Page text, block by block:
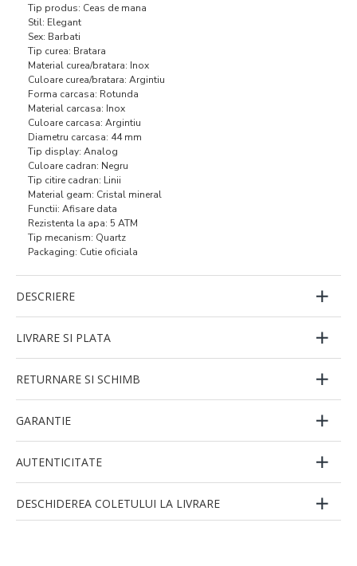
Tip produs: Ceas de mana
Stil: Elegant
Sex: Barbati
Tip curea: Bratara
Material curea/bratara: Inox
Culoare curea/bratara: Argintiu
Forma carcasa: Rotunda
Material carcasa: Inox
Culoare carcasa: Argintiu
Diametru carcasa: 44 mm
Tip display: Analog
Culoare cadran: Negru
Tip citire cadran: Linii
Material geam: Cristal mineral
Functii: Afisare data
Rezistenta la apa: 5 ATM
Tip mecanism: Quartz
Packaging: Cutie oficiala
DESCRIERE
LIVRARE SI PLATA
RETURNARE SI SCHIMB
GARANTIE
AUTENTICITATE
DESCHIDEREA COLETULUI LA LIVRARE